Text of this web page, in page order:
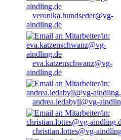
veronika.hundseder@vg-
aindling.de
eva.katzenschwanz@vg-
aindling.de
andrea.ledabyll@vg-
christian.lottes@vg-